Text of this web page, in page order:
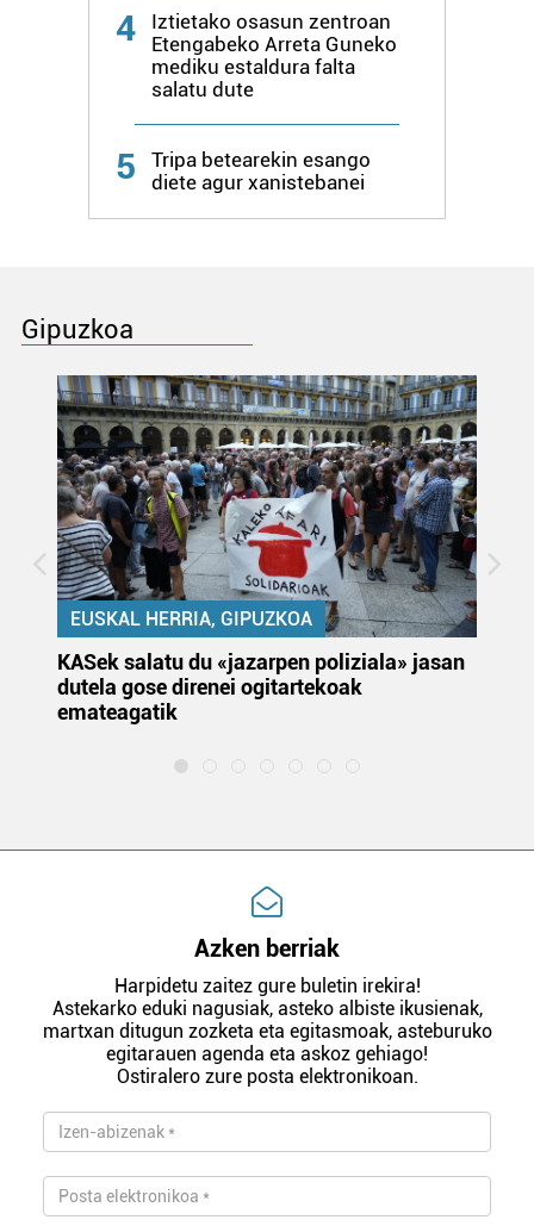
4
Iztietako osasun zentroan
Etengabeko Arreta Guneko
mediku estaldura falta
salatu dute
5
Tripa betearekin esango
diete agur xanistebanei
Gipuzkoa
EUSKAL HERRIA, GIPUZKOA
KASek salatu du «jazarpen poliziala» jasan
dutela gose direnei ogitartekoak
emateagatik
Azken berriak
Harpidetu zaitez gure buletin irekira!
Astekarko eduki nagusiak, asteko albiste ikusienak,
martxan ditugun zozketa eta egitasmoak, asteburuko
egitarauen agenda eta askoz gehiago!
Ostiralero zure posta elektronikoan.